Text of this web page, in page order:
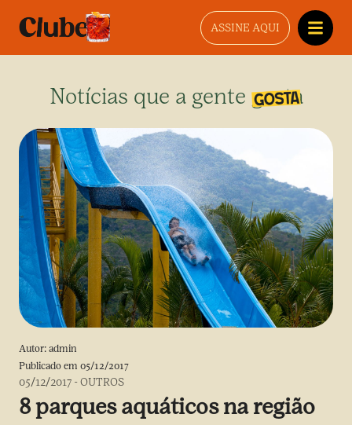
ASSINE AQUI
Notícias que a gente gosta
Autor: admin
Publicado em 05/12/2017
05/12/2017 -OUTROS
8 parques aquáticos na região